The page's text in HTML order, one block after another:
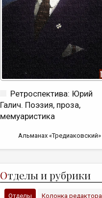
Ретроспектива: Юрий
Галич. Поэзия, проза,
мемуаристика
Альманах «Тредиаковский»
Отделы и рубрики
Отделы Колонка редактора